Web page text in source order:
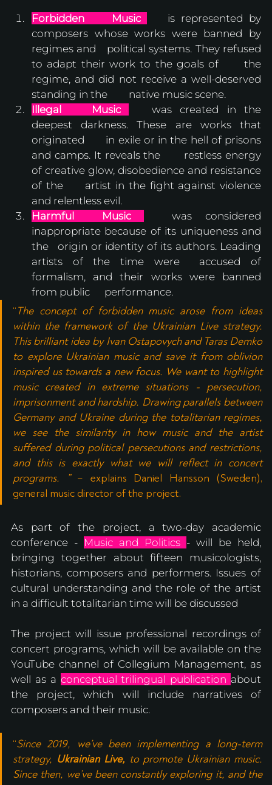
Forbidden 	Music
composers whose works were banned by
regimes and 	political systems. They refused
to adapt their work to the goals of 	the
regime, and did not receive a well-deserved
standing in the 	native music scene.
Illegal 	Music
deepest darkness. These are works that
originated 	in exile or in the hell of prisons
and camps. It reveals the 	restless energy
of creative glow, disobedience and resistance
of the 	artist in the fight against violence
and relentless evil.
Harmful 	Music
	was considered
inappropriate because of its uniqueness and
the 	origin or identity of its authors. Leading
artists of the time were 	accused of
formalism, and their works were banned
from public 	performance.
“The concept of forbidden music arose from ideas
within the framework of the Ukrainian Live strategy.
This brilliant idea by Ivan Ostapovych and Taras Demko
to explore Ukrainian music and save it from oblivion
inspired us towards a new focus. We want to highlight
music created in extreme situations - persecution,
imprisonment and hardship. Drawing parallels between
Germany and Ukraine during the totalitarian regimes,
we see the similarity in how music and the artist
suffered during political persecutions and restrictions,
and this is exactly what we will reflect in concert
programs. ” – explains Daniel Hansson (Sweden),
general music director of the project.
As part of the project, a two-day academic
conference - Music and Politics - will be held,
bringing together about fifteen musicologists,
historians, composers and performers. Issues of
cultural understanding and the role of the artist
in a difficult totalitarian time will be discussed
The project will issue professional recordings of
concert programs, which will be available on the
YouTube channel of Collegium Management, as
well as a conceptual trilingual publication about
the project, which will include narratives of
composers and their music.
“Since 2019, we’ve been implementing a long-term
strategy, Ukrainian Live, to promote Ukrainian music.
Since then, we’ve been constantly exploring it, and the